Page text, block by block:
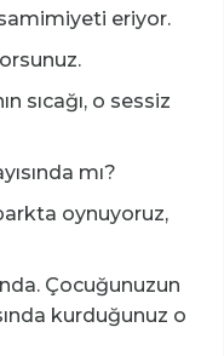
eriyor.
sıcağı, o sessiz
mı?
oynuyoruz,
Çocuğunuzun
kurduğunuz o